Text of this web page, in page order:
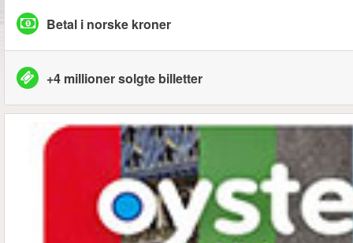
Betal i norske kroner
+4 millioner solgte billetter